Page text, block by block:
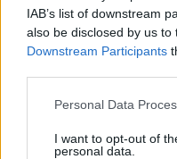
IAB’s list of downstream
also be disclosed by us to
Downstream Participants
Personal Data
I want to opt-out of
personal data.
Έδειξε πόσο το
Δέκα ματς έμειναν και
καλούνται να δώσουν